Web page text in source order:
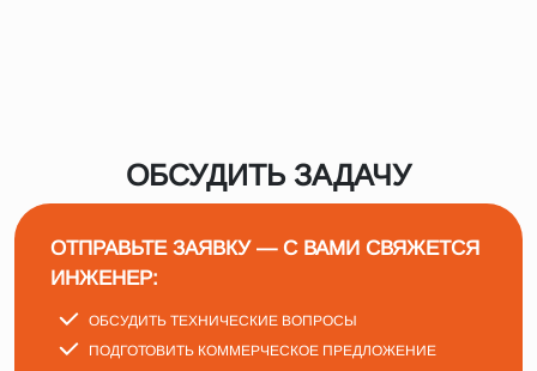
ОБСУДИТЬ ЗАДАЧУ
ОТПРАВЬТЕ ЗАЯВКУ — С ВАМИ СВЯЖЕТСЯ
ИНЖЕНЕР:
ОБСУДИТЬ ТЕХНИЧЕСКИЕ ВОПРОСЫ
ПОДГОТОВИТЬ КОММЕРЧЕСКОЕ ПРЕДЛОЖЕНИЕ